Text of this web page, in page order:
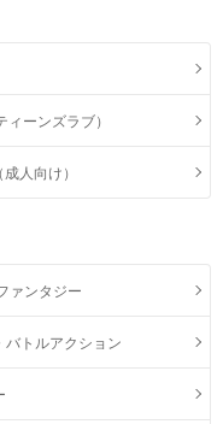
ィーンズラブ）
人向け）
ァンタジー
バトルアクション